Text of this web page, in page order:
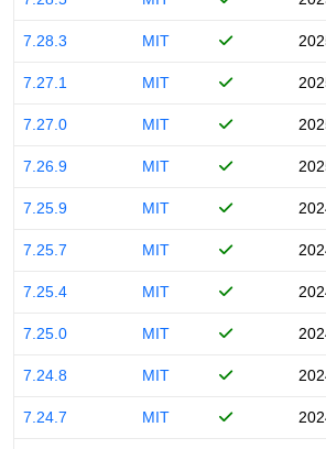
7.28.3 MIT
7.27.1 MIT
7.27.0 MIT
7.26.9 MIT
7.25.9 MIT
7.25.7 MIT
7.25.4 MIT
7.25.0 MIT
7.24.8 MIT
7.24.7 MIT